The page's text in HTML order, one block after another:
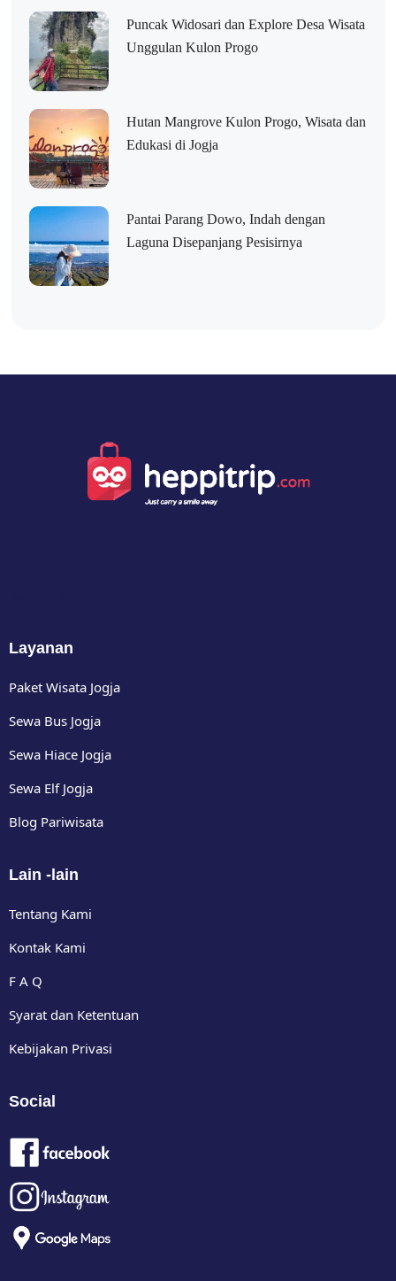
Puncak Widosari dan Explore Desa Wisata
Unggulan Kulon Progo
Hutan Mangrove Kulon Progo, Wisata dan
Edukasi di Jogja
Pantai Parang Dowo, Indah dengan
Laguna Disepanjang Pesisirnya
Layanan
Paket Wisata Jogja
Sewa Bus Jogja
Sewa Hiace Jogja
Sewa Elf Jogja
Blog Pariwisata
Lain -lain
Tentang Kami
Kontak Kami
F A Q
Syarat dan Ketentuan
Kebijakan Privasi
Social